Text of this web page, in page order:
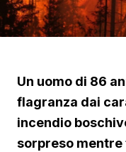
Un uomo di 86
flagranza dai
incendio
sorpreso